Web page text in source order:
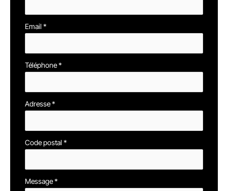
Email *
Téléphone*
Adresse*
Code postal *
Message*